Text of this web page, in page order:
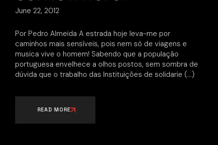
June 22, 2012
Por Pedro Almeida A estrada hoje leva-me por
caminhos mais sensíveis, pois nem só de viagens e
musica vive o homem! Sabendo que a população
portuguesa envelhece a olhos postos, sem sombra de
dúvida que o trabalho das Instituições de solidarie
READ MORE